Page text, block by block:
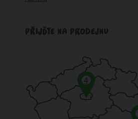
PŘIJĎTE NA PRODEJNU
4